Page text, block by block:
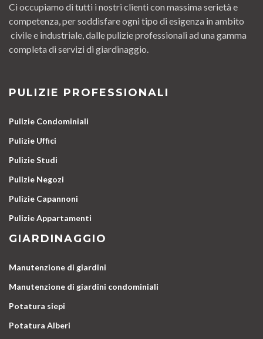
Ci occupiamo di tutti i nostri clienti con massima serietà e
competenza, per soddisfare ogni tipo di esigenza in ambito
civile e industriale, dalle pulizie professionali ad una gamma
completa di servizi di giardinaggio.
PULIZIE PROFESSIONALI
Pulizie Condominiali
Pulizie Uffici
Pulizie Studi
Pulizie Negozi
Pulizie Capannoni
Pulizie Appartamenti
GIARDINAGGIO
Manutenzione di giardini
Manutenzione di giardini condominiali
Potatura siepi
Potatura Alberi